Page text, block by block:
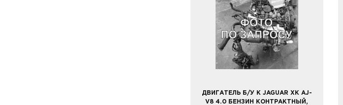
ДВИГАТЕЛЬ Б/У К JAGUAR XK AJ-
V8 4.0 БЕНЗИН КОНТРАКТНЫЙ,